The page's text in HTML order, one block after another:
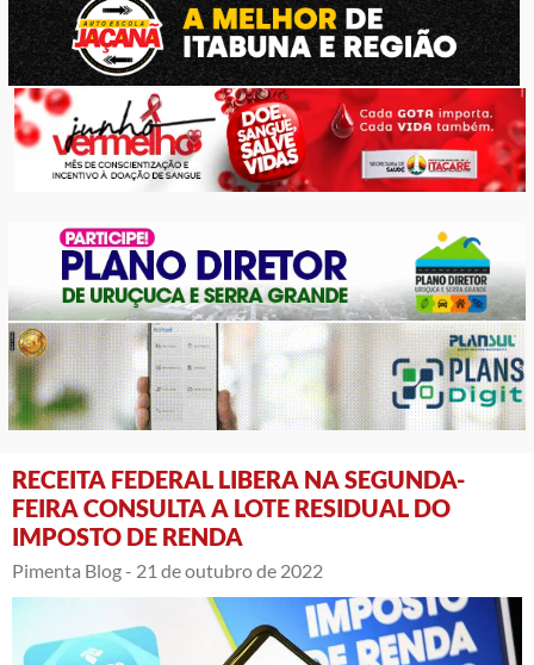
RECEITA FEDERAL LIBERA NA SEGUNDA-
FEIRA CONSULTA A LOTE RESIDUAL DO
IMPOSTO DE RENDA
Pimenta Blog - 21 de outubro de 2022